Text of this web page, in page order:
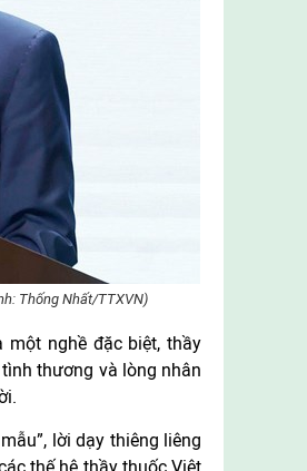
Thống Nhất/TTXVN)
một nghề đặc biệt, thầy
thương và lòng nhân
lời dạy thiêng liêng